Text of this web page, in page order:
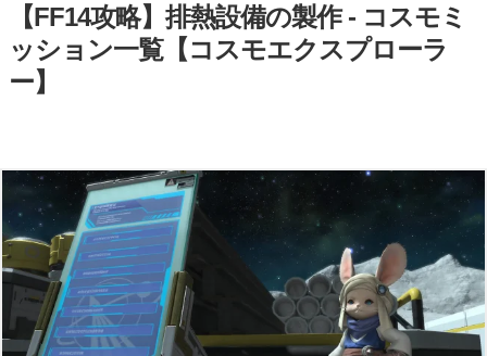
【FF14攻略】排熱設備の製作 - コスモミ
ッション一覧【コスモエクスプローラ
ー】